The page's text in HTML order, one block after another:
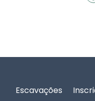
Rodapé
Escavações